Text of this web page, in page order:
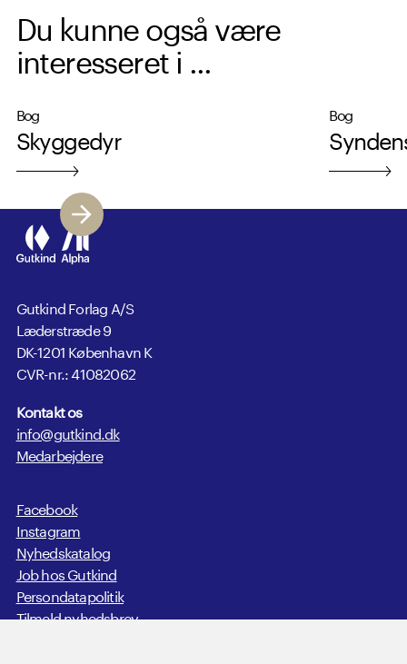
Du kunne også være
interesseret i ...
Bog
Skyggedyr
Bog
Gutkind Forlag A/S
Læderstræde 9
DK-1201 København K
CVR-nr.: 41082062
Kontakt os
info@gutkind.dk
Medarbejdere
Facebook
Instagram
Nyhedskatalog
Job hos Gutkind
Persondatapolitik
Tilmeld nyhedsbrev